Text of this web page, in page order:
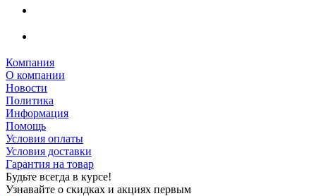
Компания
О компании
Новости
Политика
Информация
Помощь
Условия оплаты
Условия доставки
Гарантия на товар
Будьте всегда в курсе!
Узнавайте о скидках и акциях первым